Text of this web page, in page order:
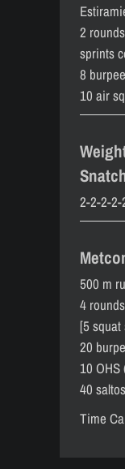
2 rounds
sprints
8
10 air
2-2-2-2-
500 m
4 rounds
[5 squat
20
10 OHS
40
Time